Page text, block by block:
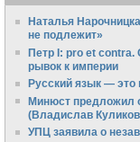
Наталья
не подлежит»
Петр I: pro et contra.
рывок к империи
Русский язык — это
Минюст предложил
(Владислав
УПЦ заявила о